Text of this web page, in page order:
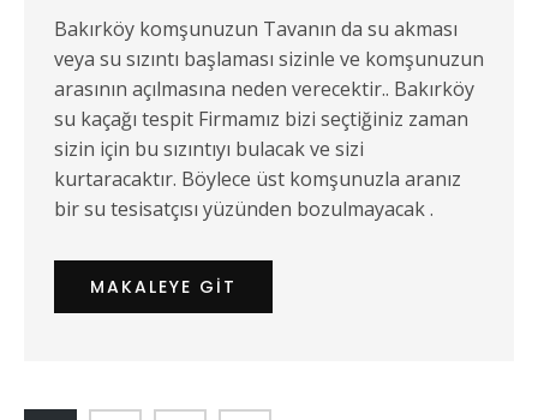
Bakırköy komşunuzun Tavanın da su akması
veya su sızıntı başlaması sizinle ve komşunuzun
arasının açılmasına neden verecektir.. Bakırköy
su kaçağı tespit Firmamız bizi seçtiğiniz zaman
sizin için bu sızıntıyı bulacak ve sizi
kurtaracaktır. Böylece üst komşunuzla aranız
bir su tesisatçısı yüzünden bozulmayacak .
MAKALEYE GIT